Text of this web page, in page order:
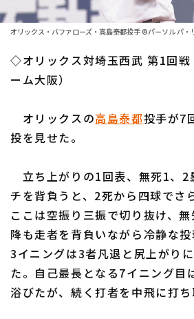
1軍公式戦
ファーム中地区
交流戦
選手名鑑
北海道日本ハムファイターズ
埼玉西武ライオンズ
千葉ロッテマリーンズ
オリックス・バファローズ
福岡ソフトバンクホークス
ニュース
オリックス・バファローズ・高島泰都投手 ©パーソル パ・
◇オリックス対埼玉西武 第1回戦
ーム大阪）
オリックスの高島泰都投手が7
投を見せた。
立ち上がりの1回表、無死1、2
チを背負うと、2死から四球でさ
ここは空振り三振で切り抜け、
降も走者を背負いながら冷静な
3イニングは3者凡退と尻上がり
た。自己最長となる7イニング目
浴びたが、続く打者を中飛に打ち